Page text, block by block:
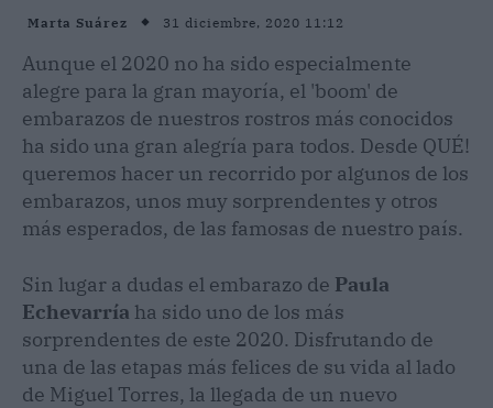
Marta Suárez 31 diciembre, 2020 11:12
Aunque el 2020 no ha sido especialmente
alegre para la gran mayoría, el 'boom' de
embarazos de nuestros rostros más conocidos
ha sido una gran alegría para todos. Desde QUÉ!
queremos hacer un recorrido por algunos de los
embarazos, unos muy sorprendentes y otros
más esperados, de las famosas de nuestro país.
Sin lugar a dudas el embarazo de Paula
Echevarría ha sido uno de los más
sorprendentes de este 2020. Disfrutando de
una de las etapas más felices de su vida al lado
de Miguel Torres, la llegada de un nuevo